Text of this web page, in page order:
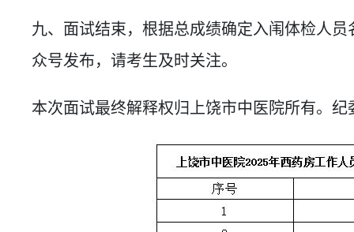
九、面试结束，根据总成绩确定入闱体检人
众号发布，请考生及时关注。
本次面试最终解释权归上饶市中医院所有。